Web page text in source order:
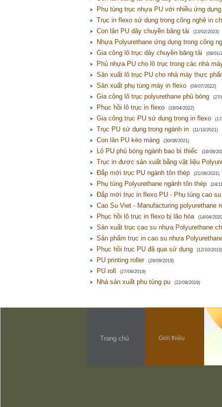
Phụ tùng trục nhựa PU với nhiều ứng dụng
Trục in flexo sử dụng trong công nghệ in
Con lăn PU dây chuyền băng tải
(13/02/2023)
Nhựa Polyurethane ứng dụng trong công
Gia công lô trục dây chuyền băng tải
(09/01/
Phủ nhựa PU cho lô trục trong các nhà
Sản xuất lô trục PU cho nhà máy thực
Sản xuất phụ tùng máy in flexo
(04/07/2022)
Gia công lô trục polyurethane phủ bóng (27/
Phục hồi lô trục in flexo (18/04/2022)
Gia công trục PU sử dụng trong in flexo
Trục PU sử dụng trong ngành in (11/10/2021)
Con lăn PU kéo màng (30/08/2021)
Lô PU phủ bóng ngành bao bì thiếc (16/08/
Trục in được sản xuất bằng vật liệu
Đắp mới trục PU ngành tôn thép
(21/06/2021)
Phụ tùng Polyurethane ngành tôn thép (24/
Đắp mới trục in flexo PU - Phụ tùng cao su
Cao Su Viet - Manufacturing polyurethane
Phục hồi lô trục in flexo bị lão hóa
(14/04/
Sản xuất trục cao su nhựa Polyurethane
Sản phẩm trục in cao su nhựa
Phục hồi trục PU đã qua sử dụng
(12/10/2019)
PU printing roller (29/09/2019)
PU roll (27/09/2019)
Nhà sản xuất phụ tùng pu (22/09/2019)
Trang chủ Giới thiệu